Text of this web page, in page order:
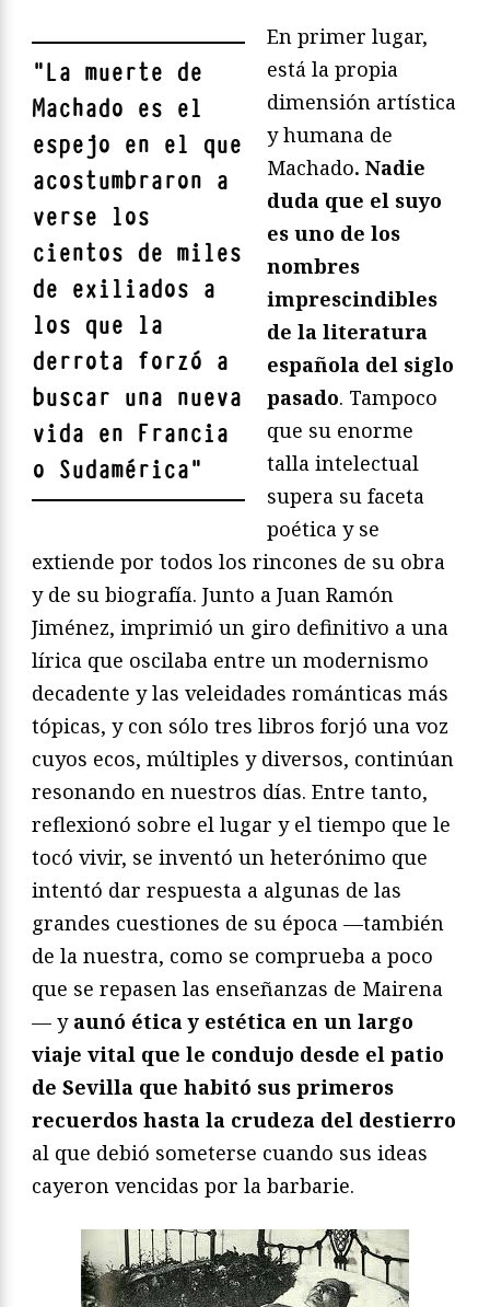
"La muerte de
Machado es el
espejo en el que
acostumbraron a
verse los
cientos de miles
de exiliados a
los que la
derrota forzó a
buscar una nueva
vida en Francia
o Sudamérica"
En primer lugar,
está la propia
dimensión artística
y humana de
Machado. Nadie
duda que el suyo
es uno de los
nombres
imprescindibles
de la literatura
española del siglo
pasado. Tampoco
que su enorme
talla intelectual
supera su faceta
poética y se
extiende por todos los rincones de su obra
y de su biografía. Junto a Juan Ramón
Jiménez, imprimió un giro definitivo a una
lírica que oscilaba entre un modernismo
decadente y las veleidades románticas más
tópicas, y con sólo tres libros forjó una voz
cuyos ecos, múltiples y diversos, continúan
resonando en nuestros días. Entre tanto,
reflexionó sobre el lugar y el tiempo que le
tocó vivir, se inventó un heterónimo que
intentó dar respuesta a algunas de las
grandes cuestiones de su época —también
de la nuestra, como se comprueba a poco
que se repasen las enseñanzas de Mairena
— y aunó ética y estética en un largo
viaje vital que le condujo desde el patio
de Sevilla que habitó sus primeros
recuerdos hasta la crudeza del destierro
al que debió someterse cuando sus ideas
cayeron vencidas por la barbarie.